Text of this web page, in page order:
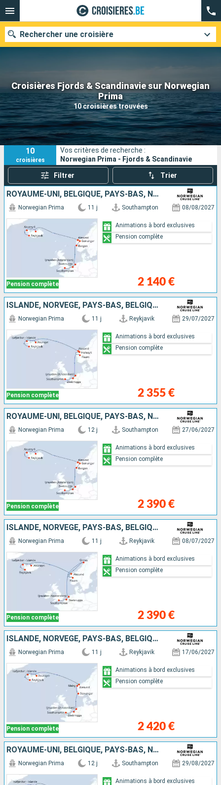
Croisières Fjords & Scandinavie sur Norwegian
Prima
10 croisières trouvées
Rechercher une croisière
Nos destinations
Mois de départ
Ports Compagnies
Rechercher
10
croisières
Vos critères de recherche :
Norwegian Prima - Fjords & Scandinavie
Filtrer Trier
ROYAUME-UNI, BELGIQUE, PAYS-BAS, NORVÈGE, ISLANDE
Pension complète
Norwegian Prima 11 j Southampton 08/08/2027
2 140 €
Animations à bord exclusives
Pension complète
ISLANDE, NORVÈGE, PAYS-BAS, BELGIQUE, ROYAUME-UNI
Pension complète
Norwegian Prima 11 j Reykjavik 29/07/2027
2 355 €
Animations à bord exclusives
Pension complète
ROYAUME-UNI, BELGIQUE, PAYS-BAS, NORVÈGE, ISLANDE
Pension complète
Norwegian Prima 12 j Southampton 27/06/2027
2 390 €
Animations à bord exclusives
Pension complète
ISLANDE, NORVÈGE, PAYS-BAS, BELGIQUE, ROYAUME-UNI
Pension complète
Norwegian Prima 11 j Reykjavik 08/07/2027
2 390 €
Animations à bord exclusives
Pension complète
ISLANDE, NORVÈGE, PAYS-BAS, BELGIQUE, ROYAUME-UNI
Pension complète
Norwegian Prima 11 j Reykjavik 17/06/2027
2 420 €
Animations à bord exclusives
Pension complète
ROYAUME-UNI, BELGIQUE, PAYS-BAS, NORVÈGE, ISLANDE
Norwegian Prima 12 j Southampton 29/08/2027
Animations à bord exclusives